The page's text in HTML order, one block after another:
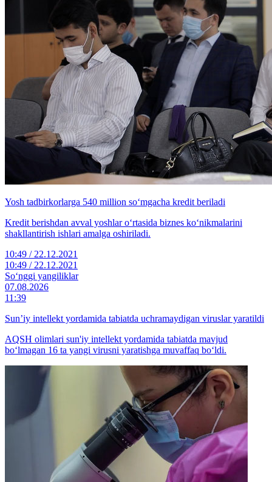
Yosh tadbirkorlarga 540 million so‘mgacha kredit beriladi
Kredit berishdan avval yoshlar o‘rtasida biznes ko‘nikmalarini
shakllantirish ishlari amalga oshiriladi.
10:49 / 22.12.2021
10:49 / 22.12.2021
So‘nggi yangiliklar
07.08.2026
11:39
Sun’iy intellekt yordamida tabiatda uchramaydigan viruslar yaratildi
AQSH olimlari sun'iy intellekt yordamida tabiatda mavjud
bo‘lmagan 16 ta yangi virusni yaratishga muvaffaq bo‘ldi.